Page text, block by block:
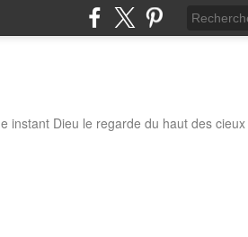
instant Dieu le regarde du haut des cieux